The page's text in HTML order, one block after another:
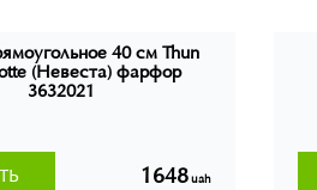
40 см Thun
(Невеста) фарфор
3632021
1648uah